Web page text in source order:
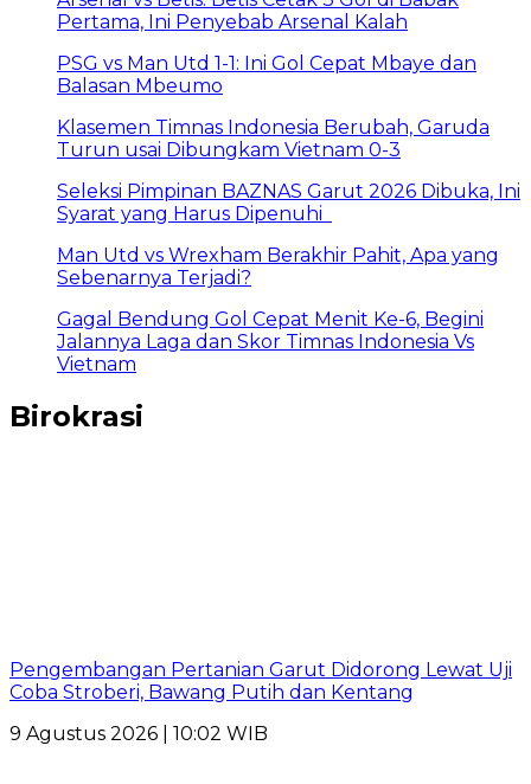
Pertama, Ini Penyebab Arsenal Kalah
PSG vs Man Utd 1-1: Ini Gol Cepat Mbaye dan
Balasan Mbeumo
Klasemen Timnas Indonesia Berubah, Garuda
Turun usai Dibungkam Vietnam 0-3
Seleksi Pimpinan BAZNAS Garut 2026 Dibuka, Ini
Syarat yang Harus Dipenuhi
Man Utd vs Wrexham Berakhir Pahit, Apa yang
Sebenarnya Terjadi?
Gagal Bendung Gol Cepat Menit Ke-6, Begini
Jalannya Laga dan Skor Timnas Indonesia Vs
Vietnam
Birokrasi
Pengembangan Pertanian Garut Didorong Lewat Uji
Coba Stroberi, Bawang Putih dan Kentang
9 Agustus 2026 | 10:02 WIB